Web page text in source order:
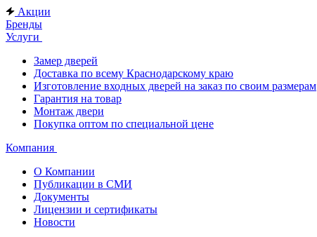
Акции
Бренды
Услуги
Замер дверей
Доставка по всему Краснодарскому краю
Изготовление входных дверей на заказ по своим размерам
Гарантия на товар
Монтаж двери
Покупка оптом по специальной цене
Компания
О Компании
Публикации в СМИ
Документы
Лицензии и сертификаты
Новости